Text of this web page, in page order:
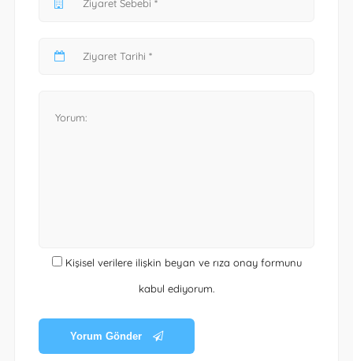
Kişisel verilere ilişkin beyan ve rıza onay formunu
kabul ediyorum.
Yorum Gönder